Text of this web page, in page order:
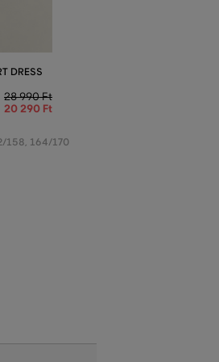
DRESS
28 990 Ft
20 290 Ft
158, 164/170